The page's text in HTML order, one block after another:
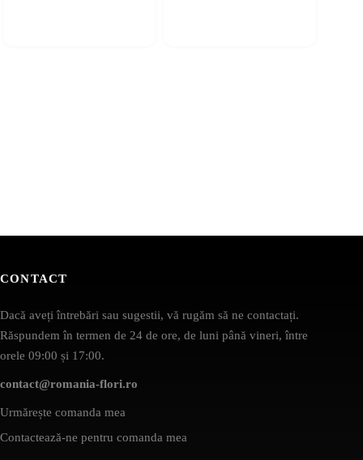
CONTACT
Dacă aveți întrebări sau sugestii, vă rugăm să ne contactați.
Răspundem în termen de 24 de ore, de luni până vineri, între
orele 09:00 și 17:00.
contact@romania-flori.ro
Urmărește comanda mea
Contactează-ne pentru comanda mea